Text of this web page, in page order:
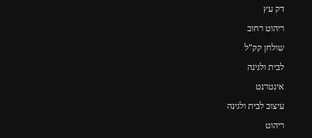
דק עץ
ריהוט רחוב
שולחן קק"ל
לבית ולגינה
אינטרנט
עיצוב לבית ולגינה
ריהוט